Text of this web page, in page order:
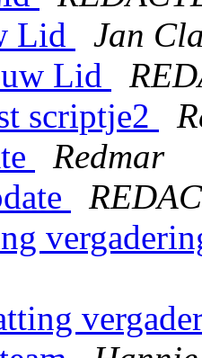
Lid
Jan
Lid
scriptje2
Redmar